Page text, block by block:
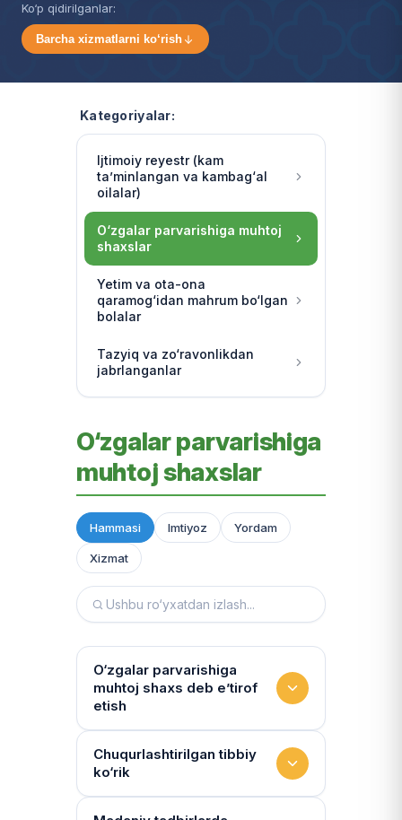
Ko‘p qidirilganlar:
Barcha xizmatlarni ko‘rish
Kategoriyalar:
Ijtimoiy reyestr (kam
ta’minlangan va kambag‘al
oilalar)
O‘zgalar parvarishiga muhtoj
shaxslar
Yetim va ota-ona
qaramog‘idan mahrum bo‘lgan
bolalar
Tazyiq va zo‘ravonlikdan
jabrlanganlar
O‘zgalar parvarishiga
muhtoj shaxslar
Hammasi Imtiyoz Yordam
Xizmat
O‘zgalar parvarishiga
muhtoj shaxs deb e’tirof
etish
Yashash sharoitini kim
baholaydi?
Multidissiplinar guruh: "Inson"
Chuqurlashtirilgan tibbiy
ko‘rik